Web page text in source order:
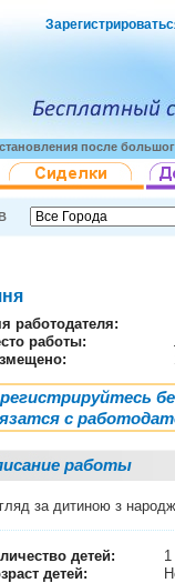
после
работодателя:
работы:
с
работы
за дитиною з
детей:
1
детей: